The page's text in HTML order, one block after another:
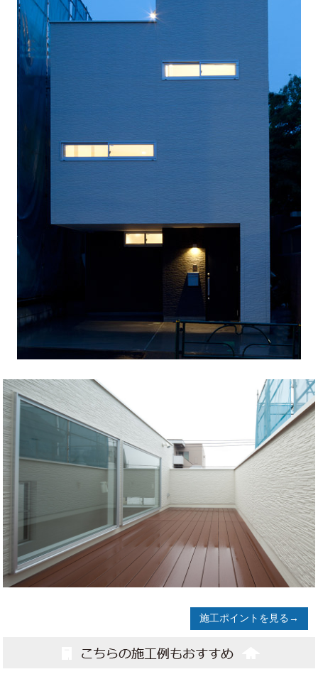
施工ポイントを見る→